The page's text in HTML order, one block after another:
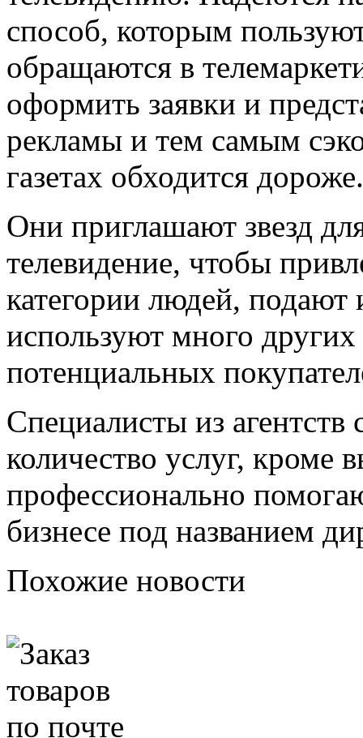
способ, которым
обращаются в
оформить заявки и
рекламы и тем самым
газетах обходится дороже.
Они приглашают звезд
телевидение, чтобы
категории людей,
используют много
потенциальных
Специалисты из агентств
количество услуг, кроме
профессионально
бизнесе под названием
Похожие новости